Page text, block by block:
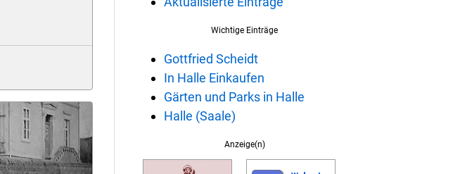
Wichtige Einträge
Gottfried Scheidt
In Halle Einkaufen
Gärten und Parks in Halle
Halle (Saale)
Anzeige(n)